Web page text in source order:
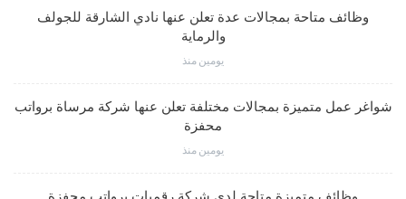
وظائف متاحة بمجالات عدة تعلن عنها نادي الشارقة للجولف
والرماية
يومين منذ
شواغر عمل متميزة بمجالات مختلفة تعلن عنها شركة مرساة برواتب
محفزة
يومين منذ